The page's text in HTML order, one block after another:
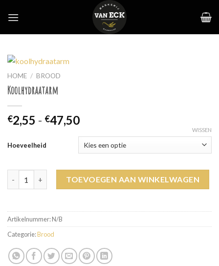
HOME / BROOD
Koolhydraatarm
€2,55 - €47,50Prijsklasse:
tot
€47,50
Hoeveelheid
WISSEN
TOEVOEGEN AAN WINKELWAGEN
Artikelnummer:N/B
Categorie:Brood